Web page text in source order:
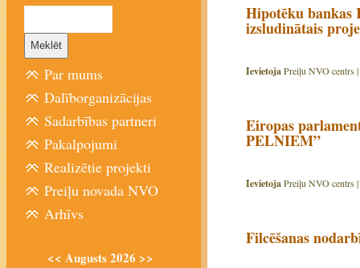
Hipotēku bankas
izsludinātais
IevietojaPreiļu NVO centrs |
Eiropas
PELNIEM”
IevietojaPreiļu NVO centrs |
Filcēšanas
Par mums
Dalīborganizācijas
Sadarbības partneri
Pakalpojumi
Realizētie projekti
Preiļu novada NVO
Arhīvs
<< Augusts 2026 >>